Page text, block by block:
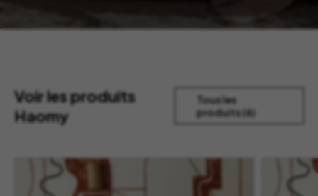
Voir les produits
Haomy
Tous les
produits (6)